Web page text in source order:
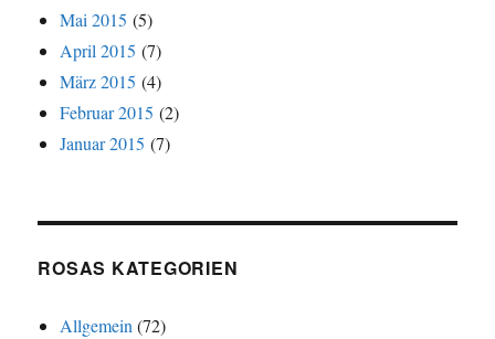
Mai 2015 (5)
April 2015 (7)
März 2015 (4)
Februar 2015 (2)
Januar 2015 (7)
ROSAS KATEGORIEN
Allgemein(72)